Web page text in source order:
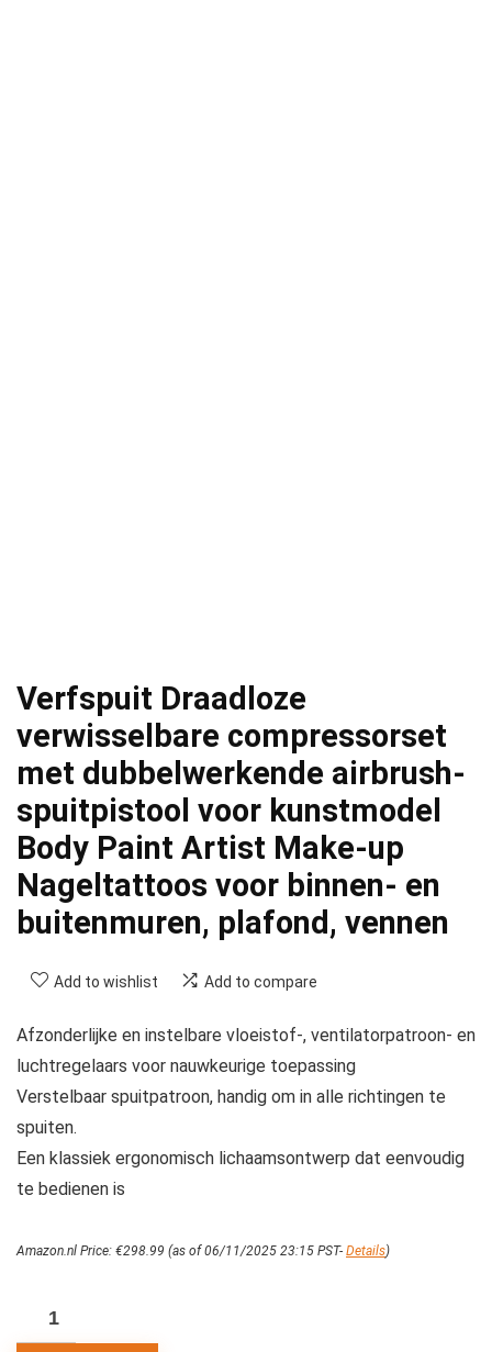
Verfspuit Draadloze
verwisselbare compressorset
met dubbelwerkende airbrush-
spuitpistool voor kunstmodel
Body Paint Artist Make-up
Nageltattoos voor binnen- en
buitenmuren, plafond, vennen
Add to wishlist Add to compare
Afzonderlijke en instelbare vloeistof-, ventilatorpatroon- en
luchtregelaars voor nauwkeurige toepassing
Verstelbaar spuitpatroon, handig om in alle richtingen te
spuiten.
Een klassiek ergonomisch lichaamsontwerp dat eenvoudig
te bedienen is
Amazon.nl Price: €298.99 (as of 06/11/2025 23:15 PST- Details)
Verfspuit
Draadloze